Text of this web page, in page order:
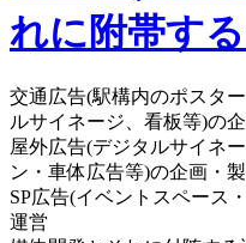
交通広告(駅構内のポスタ
ルサイネージ、看板等)の
屋外広告(デジタルサイネ
ン・車体広告等)の企画・
SP広告(イベントスペース
運営